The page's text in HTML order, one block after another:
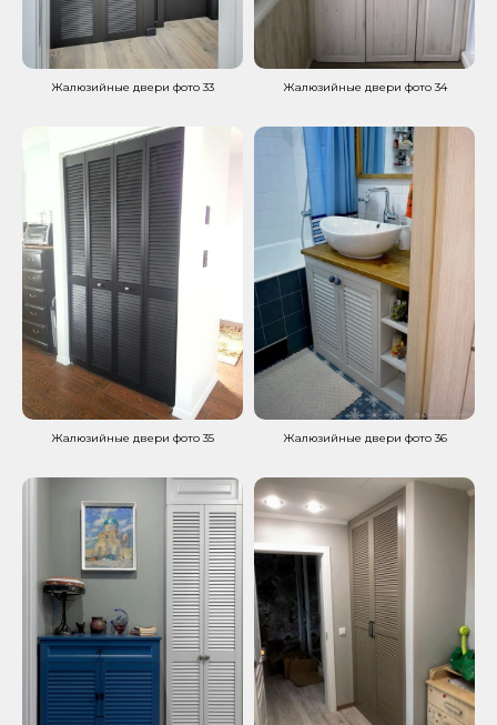
Жалюзийные двери фото 33 Жалюзийные двери фото 34
Жалюзийные двери фото 35 Жалюзийные двери фото 36